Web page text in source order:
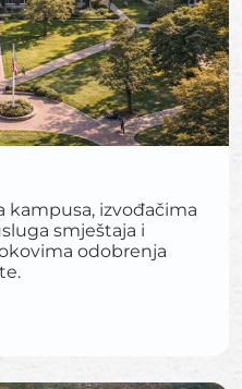
kampusa, izvođačima
smještaja i
odobrenja